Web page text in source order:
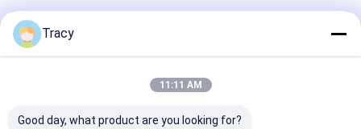
중간 내구성 100% 목재 베개
푹신한 침대 베개
Tracy
11:11 AM
Good day, what product are you looking for?